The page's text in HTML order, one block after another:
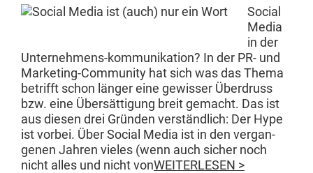
Social
Media
in der
Unternehmens-kom­­mu­nika­­tion? In der PR- und
Mar­ket­ing-Com­­mu­ni­­ty hat sich was das The­ma
bet­rifft schon länger eine gewiss­er Über­druss
bzw. eine Über­sät­ti­gung bre­it gemacht. Das ist
aus diesen drei Grün­den ver­ständlich: Der Hype
ist vor­bei. Über Social Media ist in den ver­gan­
genen Jahren vieles (wenn auch sich­er noch
nicht alles und nicht vonWEITERLESEN >